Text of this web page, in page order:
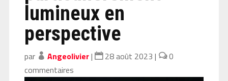
lumineux en
perspective
par Angeolivier| 28 août 2023 |
0
commentaires